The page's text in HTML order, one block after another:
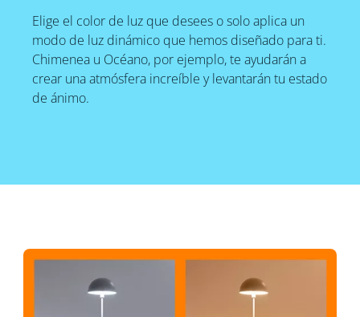
Elige el color de luz que desees o solo aplica un
modo de luz dinámico que hemos diseñado para ti.
Chimenea u Océano, por ejemplo, te ayudarán a
crear una atmósfera increíble y levantarán tu estado
de ánimo.